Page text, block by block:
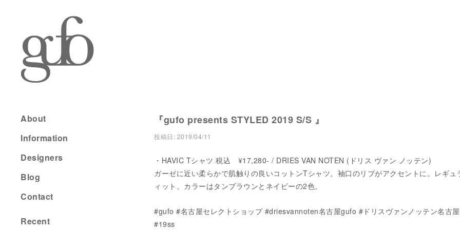
『gufo presents STYLED 2019 S/S 』
投稿日: 2019/04/11
・HAVIC Tシャツ 税込 ¥17,280- / DRIES VAN NOTEN (ドリス ヴァン ノッテン)
ガーゼに近い柔らかで肌触りの良いコットンTシャツ。袖口のリブがアクセントに。レギュ
ィット。カラーはタンブラウンとネイビーの2色。
#gufo #名古屋セレクトショップ #driesvannoten名古屋gufo #ドリスヴァンノッテン名古
#19ss
About
Information
Designers
Blog
Contact
Recent